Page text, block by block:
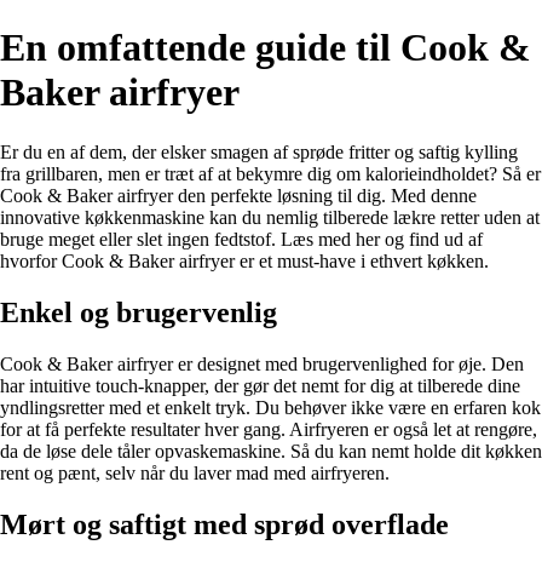
En omfattende guide til Cook &
Baker airfryer
Er du en af dem, der elsker smagen af sprøde fritter og saftig kylling
fra grillbaren, men er træt af at bekymre dig om kalorieindholdet? Så er
Cook & Baker airfryer den perfekte løsning til dig. Med denne
innovative køkkenmaskine kan du nemlig tilberede lækre retter uden at
bruge meget eller slet ingen fedtstof. Læs med her og find ud af
hvorfor Cook & Baker airfryer er et must-have i ethvert køkken.
Enkel og brugervenlig
Cook & Baker airfryer er designet med brugervenlighed for øje. Den
har intuitive touch-knapper, der gør det nemt for dig at tilberede dine
yndlingsretter med et enkelt tryk. Du behøver ikke være en erfaren kok
for at få perfekte resultater hver gang. Airfryeren er også let at rengøre,
da de løse dele tåler opvaskemaskine. Så du kan nemt holde dit køkken
rent og pænt, selv når du laver mad med airfryeren.
Mørt og saftigt med sprød overflade